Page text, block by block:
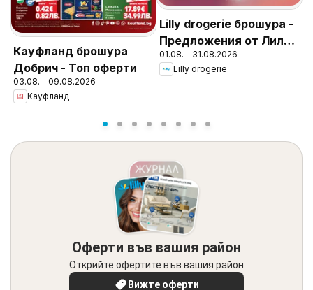
Кауфланд брошура
Добрич - Топ оферти
03.08. - 09.08.2026
Кауфланд
Lilly drogerie брошура -
Предложения от Лили
Дрогерие
01.08. - 31.08.2026
Lilly drogerie
Оферти във вашия район
Открийте офертите във вашия район
Вижте оферти